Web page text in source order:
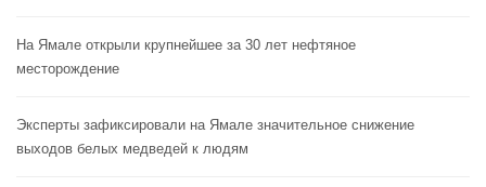
На Ямале открыли крупнейшее за 30 лет нефтяное
месторождение
Эксперты зафиксировали на Ямале значительное снижение
выходов белых медведей к людям